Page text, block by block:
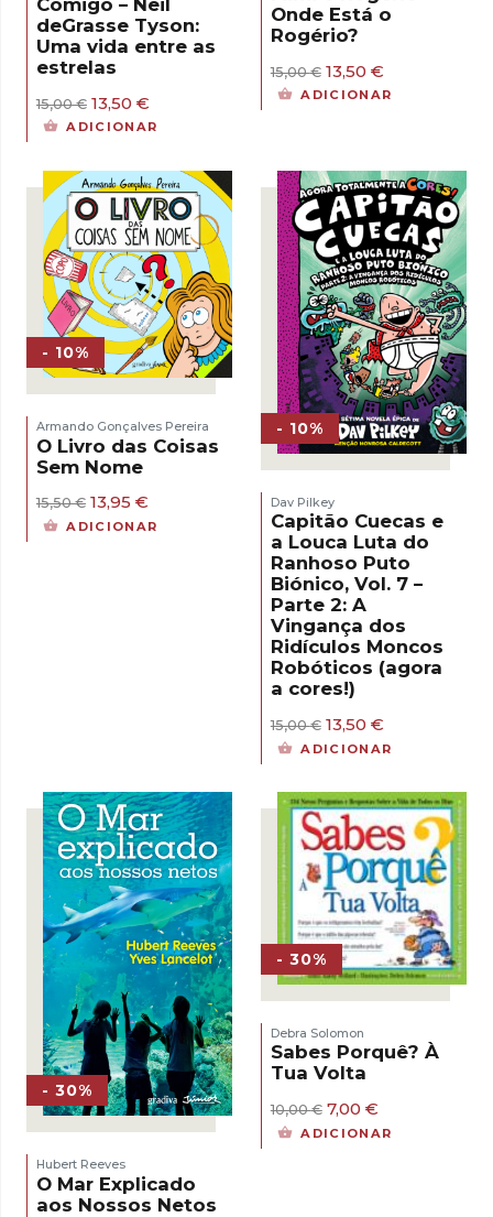
Comigo – Neil
deGrasse Tyson:
Uma vida entre as
estrelas
15,00€ O
preço
15,00 €.
13,50 €
preço
13,50 €.
ADICIONAR
Onde Está o
Rogério?
15,00€ O
preço
13,50 €O
preço
ADICIONAR
- 10%
Armando Gonçalves Pereira
O Livro das Coisas
Sem Nome
15,50€ O
preço
13,95 €
preço
ADICIONAR
- 10%
Dav Pilkey
Capitão Cuecas e
a Louca Luta do
Ranhoso Puto
Biónico, Vol. 7 –
Parte 2: A
Vingança dos
Ridículos Moncos
Robóticos (agora
a cores!)
15,00€ O
preço
original
15,00 €.
13,50 €O
preço
atual
13,50 €.
ADICIONAR
- 30%
Hubert Reeves
O Mar Explicado
aos Nossos Netos
- 30%
Debra Solomon
Sabes Porquê? À
Tua Volta
10,00€ O
preço
original
7,00 €O
preço
atual
ADICIONAR